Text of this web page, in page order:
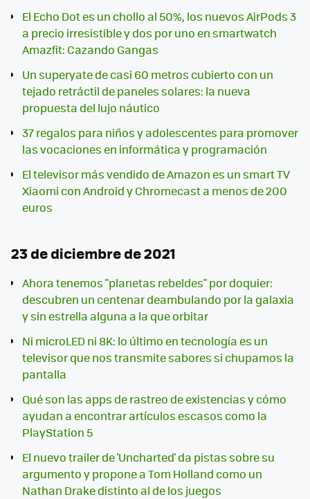
El Echo Dot es un chollo al 50%, los nuevos AirPods 3
a precio irresistible y dos por uno en smartwatch
Amazfit: Cazando Gangas
Un superyate de casi 60 metros cubierto con un
tejado retráctil de paneles solares: la nueva
propuesta del lujo náutico
37 regalos para niños y adolescentes para promover
las vocaciones en informática y programación
El televisor más vendido de Amazon es un smart TV
Xiaomi con Android y Chromecast a menos de 200
euros
23 de diciembre de 2021
Ahora tenemos "planetas rebeldes" por doquier:
descubren un centenar deambulando por la galaxia
y sin estrella alguna a la que orbitar
Ni microLED ni 8K: lo último en tecnología es un
televisor que nos transmite sabores si chupamos la
pantalla
Qué son las apps de rastreo de existencias y cómo
ayudan a encontrar artículos escasos como la
PlayStation 5
El nuevo trailer de 'Uncharted' da pistas sobre su
argumento y propone a Tom Holland como un
Nathan Drake distinto al de los juegos